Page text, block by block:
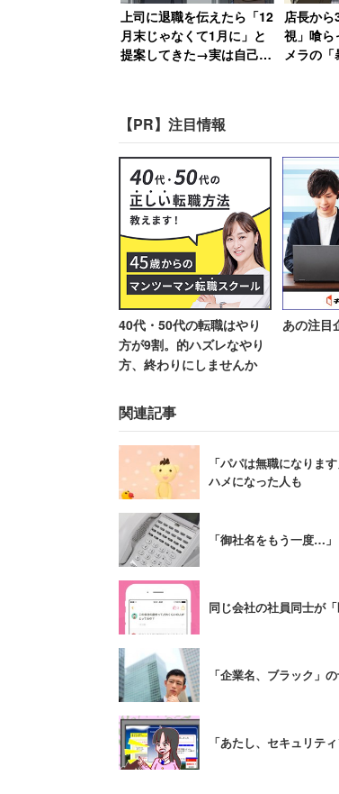
ような事業を展開しているの
また「こんな社名なら面白い
「株式会社自信満々」や、会
うコンサル会社と思わしきも
た様が最高の経営者です」と
「株式会社闇では
れた」
このコメント欄には、実在する
「おもしろい社名」は2分類に
「株式会社トシマも
「株式会社モテキって
どうなのかなって前に
これらの社名は「年増」、久保
式会社トシマ」は東京都豊島
き）」だという。名付け親も「
もしろ社名だと言える。
2つめは「意図的おもしろ社名
合イベント会社「株式会社悪の
プランニング会社「株式会社噂
上司に退職を伝えたら「12
月末じゃなくて1月に」と
提案してきた→実は自己保
店長か
視」喰ら
メラの「
【PR】注目情報
40代・50代の転職はやり
方が9割。的ハズレなやり
方、終わりにしませんか
あの注目
関連記事
「パパは無職になりま
ハメになった人も
「御社名をもう一度…
同じ会社の社員同士が
「企業名、ブラック」
「あたし、セキュリテ